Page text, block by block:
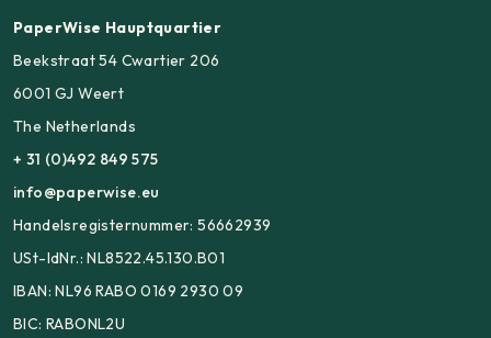
PaperWise Hauptquartier
Beekstraat 54 Cwartier 206
6001 GJ Weert
The Netherlands
+ 31 (0)492 849 575
info@paperwise.eu
Handelsregisternummer: 56662939
USt-IdNr.: NL8522.45.130.B01
IBAN: NL96 RABO 0169 2930 09
BIC: RABONL2U